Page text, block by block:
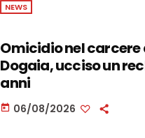
NEWS
Omicidio nel carcere
Dogaia, ucciso un
anni
today 06/08/2026